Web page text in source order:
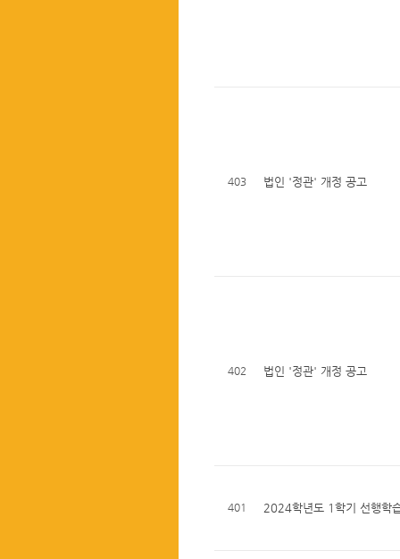
403 법인 '정관' 개정 공고
402 법인 '정관' 개정 공고
401 2024학년도 1학기 선행학